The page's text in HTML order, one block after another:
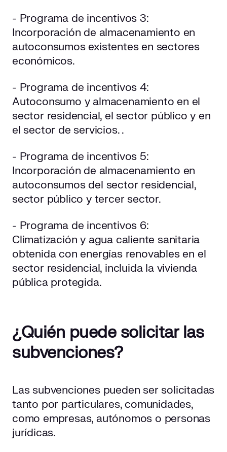
- Programa de incentivos 3:
Incorporación de almacenamiento en
autoconsumos existentes en sectores
económicos.
- Programa de incentivos 4:
Autoconsumo y almacenamiento en el
sector residencial, el sector público y en
el sector de servicios. .
- Programa de incentivos 5:
Incorporación de almacenamiento en
autoconsumos del sector residencial,
sector público y tercer sector.
- Programa de incentivos 6:
Climatización y agua caliente sanitaria
obtenida con energías renovables en el
sector residencial, incluida la vivienda
pública protegida.
¿Quién puede solicitar las
subvenciones?
Las subvenciones pueden ser solicitadas
tanto por particulares, comunidades,
como empresas, autónomos o personas
jurídicas.